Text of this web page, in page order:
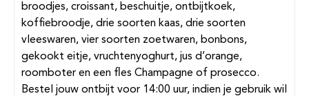
broodjes, croissant, beschuitje, ontbijtkoek,
koffiebroodje, drie soorten kaas, drie soorten
vleeswaren, vier soorten zoetwaren, bonbons,
gekookt eitje, vruchtenyoghurt, jus d’orange,
roomboter en een fles Champagne of prosecco.
Bestel jouw ontbijt voor 14:00 uur, indien je gebruik wil